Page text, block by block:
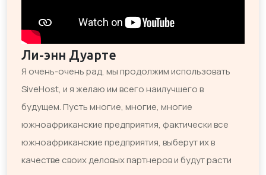
Ли-энн Дуарте
Я очень-очень рад, мы продолжим использовать
SiveHost, и я желаю им всего наилучшего в
будущем. Пусть многие, многие, многие
южноафриканские предприятия, фактически все
южноафриканские предприятия, выберут их в
качестве своих деловых партнеров и будут расти